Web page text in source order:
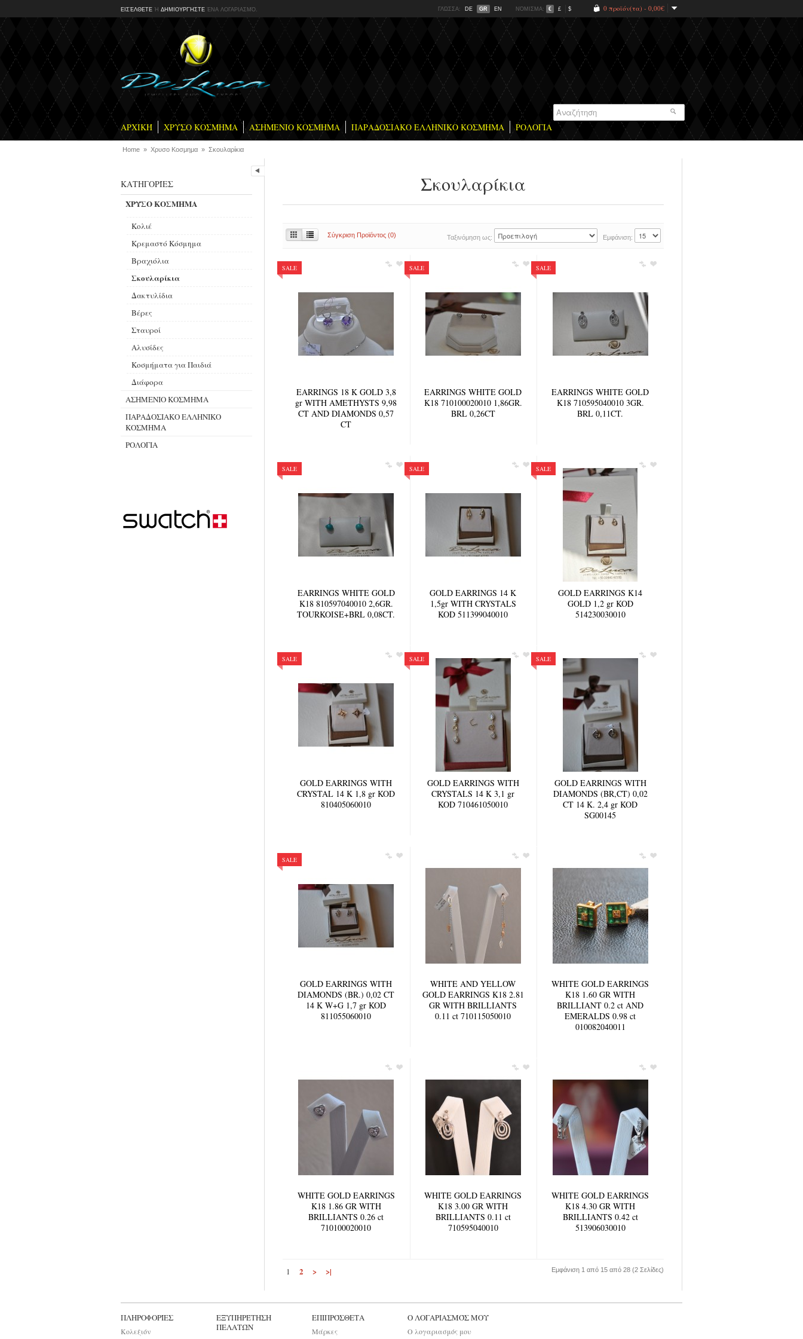
ΓΛΏΣΣΑ: DE GR EN ΝΌΜΙΣΜΑ: € £ $ 0 προϊόν(τα) - 0,00€
ΕΙΣΈΛΘΕΤΕ Ή ΔΗΜΙΟΥΡΓΉΣΤΕ ΈΝΑ ΛΟΓΑΡΙΑΣΜΌ.
ΑΡΧΙΚΉ ΧΡΥΣΟ ΚΟΣΜΗΜΑ ΑΣΗΜΕΝΙΟ ΚΟΣΜΗΜΑ ΠΑΡΑΔΟΣΙΑΚΟ ΕΛΛΗΝΙΚΟ ΚΟΣΜΗΜΑ ΡΟΛΟΓΙΑ
Home » Χρυσο Κοσμημα » Σκουλαρίκια
ΚΑΤΗΓΟΡΊΕΣ
ΧΡΥΣΟ ΚΟΣΜΗΜΑ
Kολιέ
Kρεμαστό Kόσμημα
Βραχιόλια
Σκουλαρίκια
Δακτυλίδια
Βέρες
Σταυροί
Αλυσίδες
Κοσμήματα για Παιδιά
Διάφορα
ΑΣΗΜΕΝΙΟ ΚΟΣΜΗΜΑ
ΠΑΡΑΔΟΣΙΑΚΟ ΕΛΛΗΝΙΚΟ
ΚΟΣΜΗΜΑ
ΡΟΛΟΓΙΑ
Σκουλαρίκια
Σύγκριση Προϊόντος (0) Ταξινόμηση ως: Εμφάνιση:
SALE
EARRINGS 18 K GOLD 3,8
gr WITH AMETHYSTS 9,98
CT AND DIAMONDS 0,57
CT
SALE
EARRINGS WHITE GOLD
K18 710100020010 1,86GR.
BRL 0,26CT
SALE
EARRINGS WHITE GOLD
K18 710595040010 3GR.
BRL 0,11CT.
SALE
EARRINGS WHITE GOLD
K18 810597040010 2,6GR.
TOURKOISE+BRL 0,08CT.
SALE
GOLD EARRINGS 14 K
1,5gr WITH CRYSTALS
KOD 511399040010
SALE
GOLD EARRINGS K14
GOLD 1,2 gr KOD
514230030010
SALE
GOLD EARRINGS WITH
CRYSTAL 14 K 1,8 gr KOD
810405060010
SALE
GOLD EARRINGS WITH
CRYSTALS 14 K 3,1 gr
KOD 710461050010
SALE
GOLD EARRINGS WITH
DIAMONDS (BR,CT) 0,02
CT 14 K. 2,4 gr KOD
SG00145
SALE
GOLD EARRINGS WITH
DIAMONDS (BR.) 0,02 CT
14 K W+G 1,7 gr KOD
811055060010
WHITE AND YELLOW
GOLD EARRINGS K18 2.81
GR WITH BRILLIANTS
0.11 ct 710115050010
WHITE GOLD EARRINGS
K18 1.60 GR WITH
BRILLIANT 0.2 ct AND
EMERALDS 0.98 ct
010082040011
WHITE GOLD EARRINGS
K18 1.86 GR WITH
BRILLIANTS 0.26 ct
710100020010
WHITE GOLD EARRINGS
K18 3.00 GR WITH
BRILLIANTS 0.11 ct
710595040010
WHITE GOLD EARRINGS
K18 4.30 GR WITH
BRILLIANTS 0.42 ct
513906030010
1 2 > >| Εμφάνιση 1 από 15 από 28 (2 Σελίδες)
ΠΛΗΡΟΦΟΡΊΕΣ
Κολεξιόν
ΕΞΥΠΗΡΈΤΗΣΗ
ΠΕΛΑΤΏΝ
ΕΠΙΠΡΌΣΘΕΤΑ
Μάρκες
Ο ΛΟΓΑΡΙΑΣΜΌΣ ΜΟΥ
Ο λογαριασμός μου